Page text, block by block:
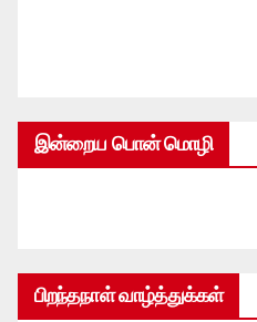
இன்றைய பொன் மொழி
பிறந்தநாள் வாழ்த்துக்கள்